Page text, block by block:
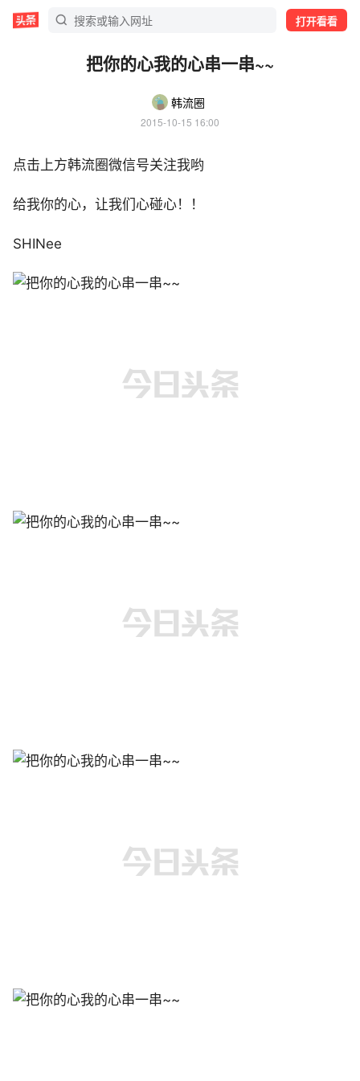
打开看看
把你的心我的心串一串~~
韩流圈
2015-10-15 16:00
点击上方韩流圈微信号关注我哟
给我你的心，让我们心碰心！！
SHINee